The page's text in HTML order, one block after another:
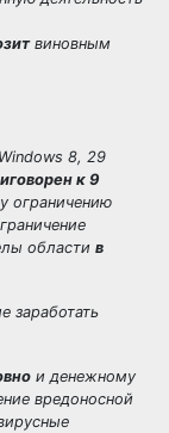
виновным
8, 29
к 9
ограничению
области в
заработать
и денежному
вредоносной